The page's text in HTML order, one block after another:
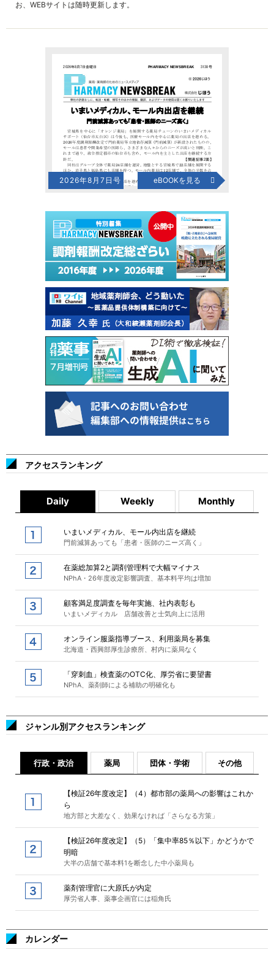
お、WEBサイトは随時更新します。
2026年8月7日号 eBOOKを見る
アクセスランキング
Daily Weekly Monthly
いまいメディカル、モール内出店を継続
門前減算あっても「患者・医師のニーズ高く」
在薬総加算2と調剤管理料で大幅マイナス
NPhA・26年度改定影響調査、基本料平均は増加
顧客満足度調査を毎年実施、社内表彰も
いまいメディカル 店舗改善と士気向上に活用
オンライン服薬指導ブース、利用薬局を募集
北海道・西興部厚生診療所、村内に薬局なく
「穿刺血」検査薬のOTC化、厚労省に要望書
NPhA、薬剤師による補助の明確化も
ジャンル別アクセスランキング
行政・政治 薬局 団体・学術 その他
【検証26年度改定】（4）都市部の薬局への影響はこれか
ら
地方部と大差なく、効果なければ「さらなる方策」
【検証26年度改定】（5）「集中率85％以下」かどうかで
明暗
大半の店舗で基本料1を断念した中小薬局も
薬剤管理官に大原氏が内定
厚労省人事、薬事企画官には稲角氏
カレンダー